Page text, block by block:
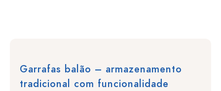
Garrafas balão – armazenamento
tradicional com funcionalidade